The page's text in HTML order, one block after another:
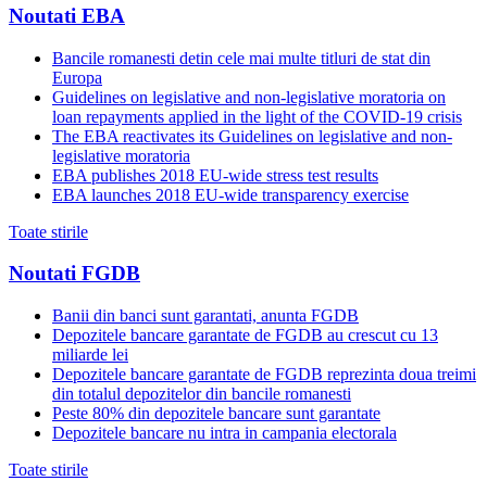
Noutati EBA
Bancile romanesti detin cele mai multe titluri de stat din
Europa
Guidelines on legislative and non-legislative moratoria on
loan repayments applied in the light of the COVID-19 crisis
The EBA reactivates its Guidelines on legislative and non-
legislative moratoria
EBA publishes 2018 EU-wide stress test results
EBA launches 2018 EU-wide transparency exercise
Toate stirile
Noutati FGDB
Banii din banci sunt garantati, anunta FGDB
Depozitele bancare garantate de FGDB au crescut cu 13
miliarde lei
Depozitele bancare garantate de FGDB reprezinta doua treimi
din totalul depozitelor din bancile romanesti
Peste 80% din depozitele bancare sunt garantate
Depozitele bancare nu intra in campania electorala
Toate stirile